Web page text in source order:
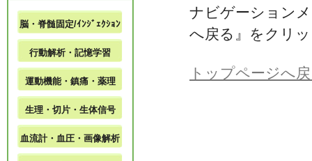
ナビゲーション
へ戻る』をクリ
トップページへ
脳・脊髄固定/ｲﾝｼﾞｪｸｼｮﾝ
行動解析・記憶学習
運動機能・鎮痛・薬理
生理・切片・生体信号
血流計・血圧・画像解析